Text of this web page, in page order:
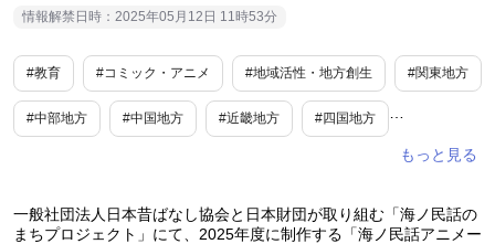
情報解禁日時：2025年05月12日 11時53分
#教育 #コミック・アニメ #地域活性・地方創生 #関東地方
#中部地方 #中国地方 #近畿地方 #四国地方
一般社団法人日本昔ばなし協会と日本財団が取り組む「海ノ民話の
まちプロジェクト」にて、2025年度に制作する「海ノ民話アニメー